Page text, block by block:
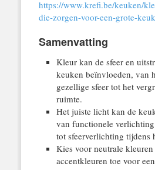
https://www.krefi.be/keuken/
die-zorgen-voor-een-grote-
Samenvatting
Kleur kan de sfeer en
keuken beïnvloeden, van
gezellige sfeer tot het
ruimte.
Het juiste licht kan de
van functionele
tot sfeerverlichting tijdens
Kies voor neutrale kleuren
accentkleuren toe voor